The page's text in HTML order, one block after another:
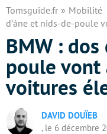
Tomsguide.fr Mobilité
d’âne et nids-de-poule
BMW :
poule
voitures
DAVID DOUÏEB
, le 6 décembre